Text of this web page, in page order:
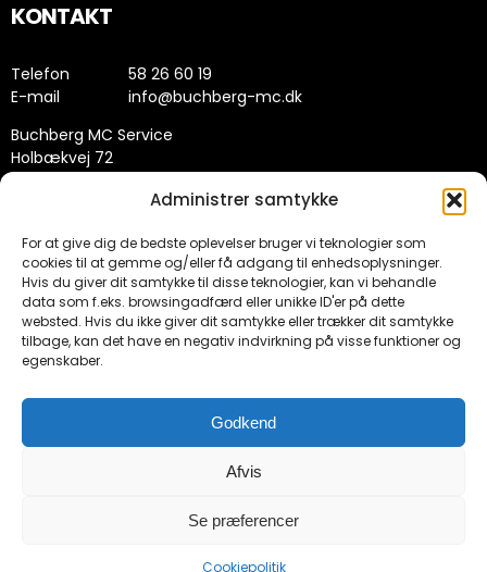
Administrer samtykke
For at give dig de bedste oplevelser bruger vi teknologier som
cookies til at gemme og/eller få adgang til enhedsoplysninger.
Hvis du giver dit samtykke til disse teknologier, kan vi behandle
data som f.eks. browsingadfærd eller unikke ID'er på dette
websted. Hvis du ikke giver dit samtykke eller trækker dit samtykke
tilbage, kan det have en negativ indvirkning på visse funktioner og
egenskaber.
Godkend
Afvis
Se præferencer
Cookiepolitik
KONTAKT
Telefon
58 26 60 19
E-mail
info@buchberg-mc.dk
Buchberg MC Service
Holbækvej 72
FINANSERING
Vi finanserer også dit køb med og uden udbetaling af ATV ,
Motorcykler , Scooter og APE
Nu kan du få finanseret din værkstedsregning, ny hjelm og
rentefrit og uden gebyrer fra 199 kr. pr. måned.